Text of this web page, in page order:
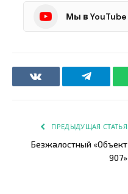
Мы в YouTube
VKontakteTelegram
ПРЕДЫДУЩАЯ СТАТЬЯ
Безжалостный «Объект
907»